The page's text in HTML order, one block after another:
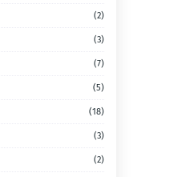
(2)
(3)
(7)
(5)
(18)
(3)
(2)